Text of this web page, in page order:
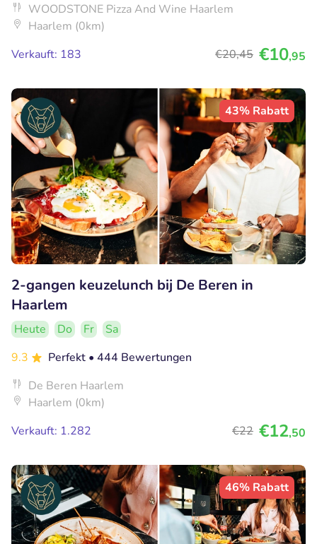
WOODSTONE Pizza And Wine Haarlem
Haarlem (0km)
Verkauft: 183
€20,45 €10,95
43% Rabatt
2-gangen keuzelunch bij De Beren in
Haarlem
Heute Do Fr
Sa
9.3
Perfekt • 444 Bewertungen
De Beren Haarlem
Haarlem (0km)
Verkauft: 1.282
€22 €12,50
46% Rabatt